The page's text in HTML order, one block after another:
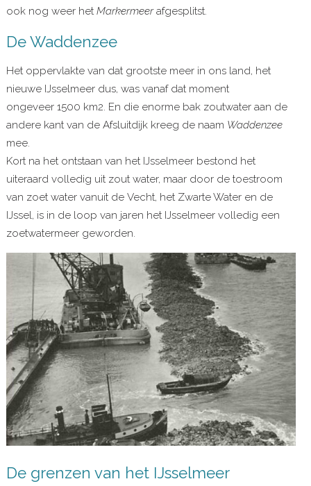
ook nog weer hetMarkermeerafgesplitst.
De Waddenzee
Het oppervlakte van dat grootste meer in ons land, het
nieuwe IJsselmeer dus, was vanaf dat moment
ongeveer 1500 km2. En die enorme bak zoutwater aan de
andere kant van de Afsluitdijk kreeg de naam Waddenzee
mee.
Kort na het ontstaan van het IJsselmeer bestond het
uiteraard volledig uit zout water, maar door de toestroom
van zoet water vanuit de Vecht, het Zwarte Water en de
IJssel, is in de loop van jaren het IJsselmeer volledig een
zoetwatermeer geworden.
De grenzen van het IJsselmeer